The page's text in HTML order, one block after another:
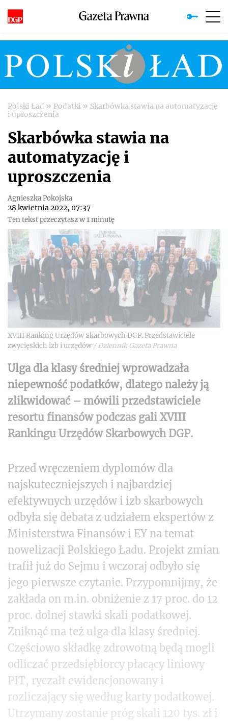
Polski Ład » Podatki » Skarbówka stawia na automatyzację
i uproszczenia
Skarbówka stawia na
automatyzację i
uproszczenia
Agnieszka Pokojska
28 kwietnia 2022, 07:37
Ten tekst przeczytasz w 1 minutę
XVIII Ranking Urzędów Skarbowych DGP. Przedstawiciele
zwycięskich izb i urzędów / Dziennik Gazeta Prawna
Ulga dla klasy średniej wprowadzała
niepewność podatków, dlatego należy ją
zlikwidować – mówili przedstawiciele
resortu finansów podczas gali XVIII
Rankingu Urzędów Skarbowych DGP.
Przed wręczeniem dyplomów dla
najskuteczniejszych i najbardziej
efektywnych urzędów i izb skarbowych
odbyła się debata z udziałem ekspertów z
Ministerstwa Finansów i EY na temat
nowelizacji Polskiego Ładu. Projekt zmian
trafił już do Sejmu i wczoraj odbyło się
jego pierwsze czytanie. Przypomnijmy, że
zakłada on m.in. obniżenie z 17 proc. do 12
proc. dolnej stawki skali podatkowej.
Zniknąć ma też ulga dla klasy średniej.
Częściowo składkę zdrowotną będą mogli
odliczać przedsiębiorcy płacący liniowy
PIT, ryczałt ewidencjonowany i
rozliczający się według karty podatkowej.
Utrzymany zostanie próg skali 120 tys. zł i